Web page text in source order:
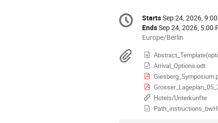
Conference
information
Date/Time
StartsSep 24, 2026,
EndsSep 24, 2026, 5:00
All
are
in
Europe/Berlin
Europe/Berlin
Materials
Arrival_Options.odt
Hotels/Unterkünfte